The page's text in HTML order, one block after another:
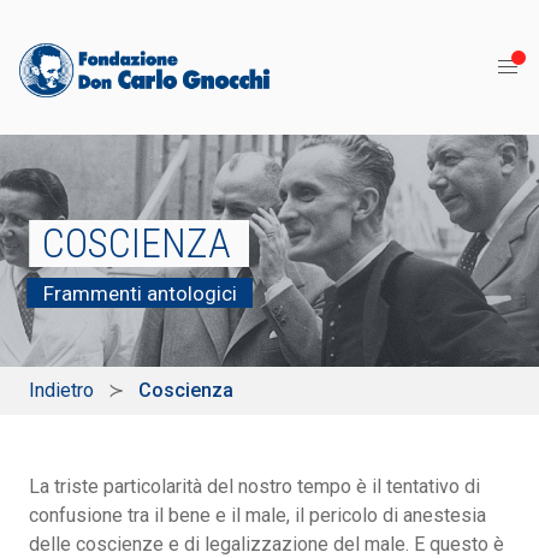
COSCIENZA
Frammenti antologici
Indietro Coscienza
La triste particolarità del nostro tempo è il tentativo di
confusione tra il bene e il male, il pericolo di anestesia
delle coscienze e di legalizzazione del male. E questo è